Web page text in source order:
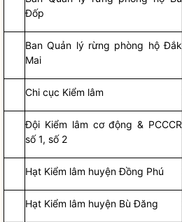
Đốp
Ban Quản lý rừng phòng hộ Đắk
Mai
Chi cục Kiểm lâm
Đội Kiểm lâm cơ động & PCCCR
số 1, số 2
Hạt Kiểm lâm huyện Đồng Phú
Hạt Kiểm lâm huyện Bù Đăng